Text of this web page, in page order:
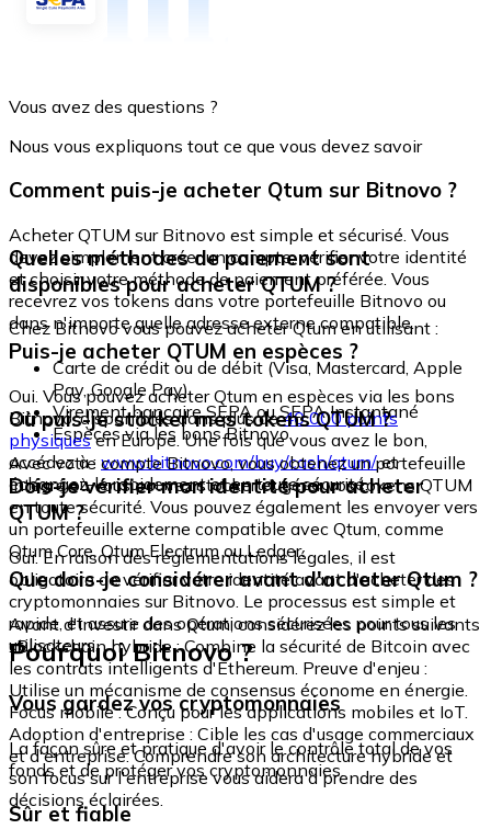
Vous avez des questions ?
Nous vous expliquons tout ce que vous devez savoir
Comment puis-je acheter Qtum sur Bitnovo ?
Acheter QTUM sur Bitnovo est simple et sécurisé. Vous
devez simplement créer un compte, vérifier votre identité
et choisir votre méthode de paiement préférée. Vous
recevrez vos tokens dans votre portefeuille Bitnovo ou
dans n'importe quelle adresse externe compatible.
Quelles méthodes de paiement sont
disponibles pour acheter QTUM ?
Chez Bitnovo vous pouvez acheter Qtum en utilisant :
Carte de crédit ou de débit (Visa, Mastercard, Apple
Pay, Google Pay)
Virement bancaire SEPA ou SEPA Instantané
Espèces via les bons Bitnovo
Puis-je acheter QTUM en espèces ?
Oui. Vous pouvez acheter Qtum en espèces via les bons
Bitnovo, disponibles dans plus de40 000 points
physiquesen Europe. Une fois que vous avez le bon,
accédez à : www.bitnovo.com/buy/cash/qtum/et
échangez-le rapidement et en toute sécurité.
Où puis-je stocker mes tokens QTUM ?
Avec votre compte Bitnovo, vous obtenez un portefeuille
intégré où vous pouvez stocker et gérer vos tokens QTUM
en toute sécurité. Vous pouvez également les envoyer vers
un portefeuille externe compatible avec Qtum, comme
Qtum Core, Qtum Electrum ou Ledger.
Dois-je vérifier mon identité pour acheter
QTUM ?
Oui. En raison des réglementations légales, il est
obligatoire de vérifier votre identité avant d'acheter des
cryptomonnaies sur Bitnovo. Le processus est simple et
rapide, et assure des opérations sécurisées pour tous les
utilisateurs.
Que dois-je considérer avant d'acheter Qtum ?
Avant d'investir dans Qtum, considérez les points suivants
: Blockchain hybride : Combine la sécurité de Bitcoin avec
les contrats intelligents d'Ethereum. Preuve d'enjeu :
Utilise un mécanisme de consensus économe en énergie.
Focus mobile : Conçu pour les applications mobiles et IoT.
Adoption d'entreprise : Cible les cas d'usage commerciaux
et d'entreprise. Comprendre son architecture hybride et
son focus sur l'entreprise vous aidera à prendre des
décisions éclairées.
Pourquoi Bitnovo ?
Vous gardez vos cryptomonnaies
La façon sûre et pratique d'avoir le contrôle total de vos
fonds et de protéger vos cryptomonnaies.
Sûr et fiable